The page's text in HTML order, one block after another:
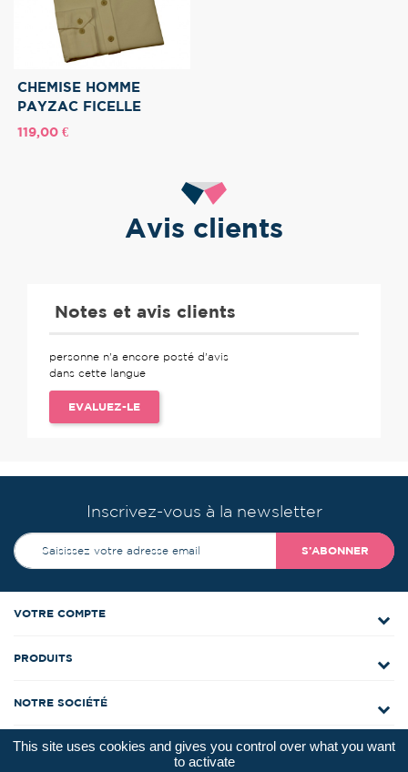
CHEMISE HOMME
PAYZAC FICELLE
Prix
119,00 €
Avis clients
Notes et avis clients
personne n'a encore posté d'avis
dans cette langue
EVALUEZ-LE
Inscrivez-vous à la newsletter
S’ABONNER
VOTRE COMPTE
PRODUITS
NOTRE SOCIÉTÉ
CONTACTEZ-NOUS
This site uses cookies and gives you control over what you want
to activate